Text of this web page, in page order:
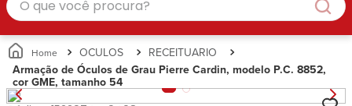
Feminino
Infantil
Unissex
Busque
Por
Marcas
Masculino
Feminino
Infantil
Unissex
Busque
Por
para
Óculos
Estojos
para
Óculos
Ray-
Ban
Prada
Armações
de Óculos
Óculos
de Sol
Corrente
para
OCULOS
RECEITUARIO
Armação de Óculos de Grau Pierre Cardin, modelo P.C. 8852,
cor GME, tamanho 54